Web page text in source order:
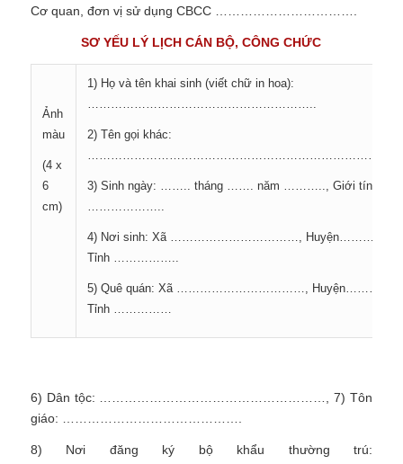
Cơ quan, đơn vị sử dụng CBCC …………………………….
SƠ YẾU LÝ LỊCH CÁN BỘ, CÔNG CHỨC
Ảnh
màu
(4 x
6
cm)
1) Họ và tên khai sinh (viết chữ in hoa):
…………………………………………………..
2) Tên gọi khác:
3) Sinh ngày: …….. tháng ……. năm ……….., Giới tính
………………..
4) Nơi sinh: Xã ……………………………,
Tỉnh ……………..
5) Quê quán: Xã ……………………………,
Tỉnh ……………
6) Dân tộc: ………………………………………………, 7) Tôn
giáo: …………………………………….
8) Nơi đăng ký bộ khẩu thường trú: